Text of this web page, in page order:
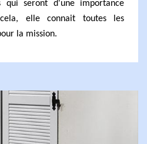
qui seront d'une importance
elle connait toutes les
la mission.